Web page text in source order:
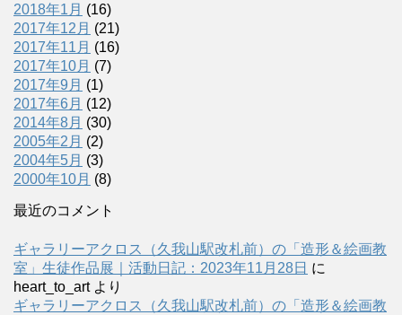
2018年1月 (16)
2017年12月 (21)
2017年11月 (16)
2017年10月 (7)
2017年9月 (1)
2017年6月 (12)
2014年8月 (30)
2005年2月 (2)
2004年5月 (3)
2000年10月 (8)
最近のコメント
ギャラリーアクロス（久我山駅改札前）の「造形＆絵画教
室」生徒作品展｜活動日記：2023年11月28日 に
heart_to_artより
ギャラリーアクロス（久我山駅改札前）の「造形＆絵画教